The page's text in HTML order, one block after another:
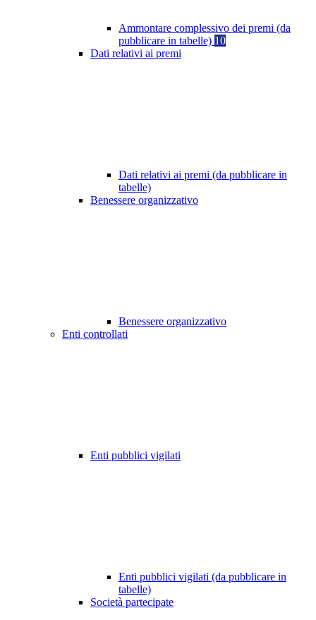
Ammontare complessivo dei premi (da
pubblicare in tabelle) 10
Dati relativi ai premi
Dati relativi ai premi (da pubblicare in
tabelle)
Benessere organizzativo
Benessere organizzativo
Enti controllati
Enti pubblici vigilati
Enti pubblici vigilati (da pubblicare in
tabelle)
Società partecipate